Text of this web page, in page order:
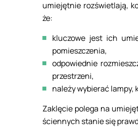
umiejętnie rozświetlają,
że:
kluczowe jest ich
pomieszczenia,
odpowiednie
przestrzeni,
należy wybierać lampy,
Zaklęcie polega na
ściennych stanie się